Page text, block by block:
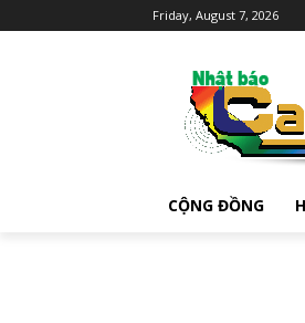
Friday, August 7, 2026
CỘNG ĐỒNG